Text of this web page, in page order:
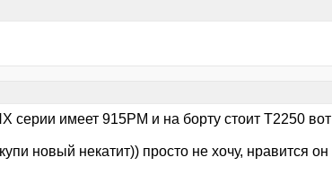
серии имеет 915PM и на борту стоит T2250 вот
новый некатит)) просто не хочу, нравится он